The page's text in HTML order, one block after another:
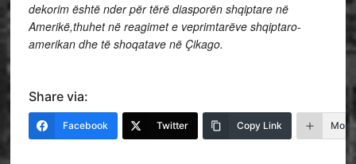
dekorim është nder për tërë diasporën shqiptare në
Amerikë,thuhet në reagimet e veprimtarëve shqiptaro-
amerikan dhe të shoqatave në Çikago.
Share via:
Facebook Twitter Copy Link More